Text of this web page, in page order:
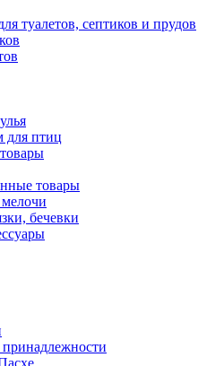
туалетов, септиков и прудов
для птиц
товары
бечевки